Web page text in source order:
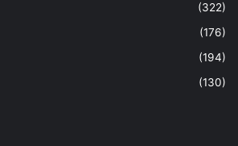
(322)
(176)
(194)
(130)